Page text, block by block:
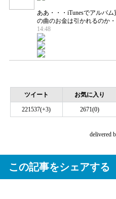
ああ・・・iTunesでアルバ
の曲のお金は引かれるのか
14:48
ツイート お気に入り
221537(+3) 2671(0)
delivered
この記事をシェアする